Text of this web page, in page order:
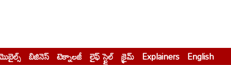
బిజినెస్‌ టెక్నాలజీ లైఫ్ స్టైల్ క్రైమ్ Explainers English